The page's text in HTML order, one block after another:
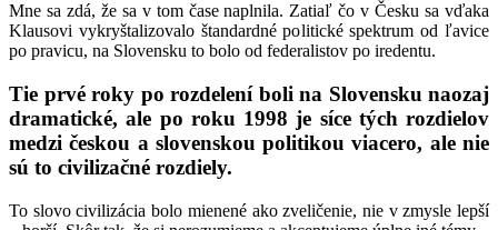
Mne sa zdá, že sa v tom čase naplnila. Zatiaľ čo v Česku sa vďaka
Klausovi vykryštalizovalo štandardné politické spektrum od ľavice
po pravicu, na Slovensku to bolo od federalistov po iredentu.
Tie prvé roky po rozdelení boli na Slovensku naozaj
dramatické, ale po roku 1998 je síce tých rozdielov
medzi českou a slovenskou politikou viacero, ale nie
sú to civilizačné rozdiely.
To slovo civilizácia bolo mienené ako zveličenie, nie v zmysle lepší